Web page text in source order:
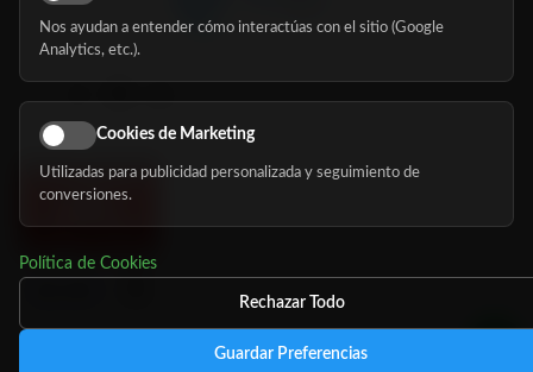
Síguenos
Nos ayudan a entender cómo interactúas con el sitio (Google
Analytics, etc.).
Cookies de Marketing
Utilizadas para publicidad personalizada y seguimiento de
conversiones.
Política de Cookies
Rechazar Todo
Guardar Preferencias